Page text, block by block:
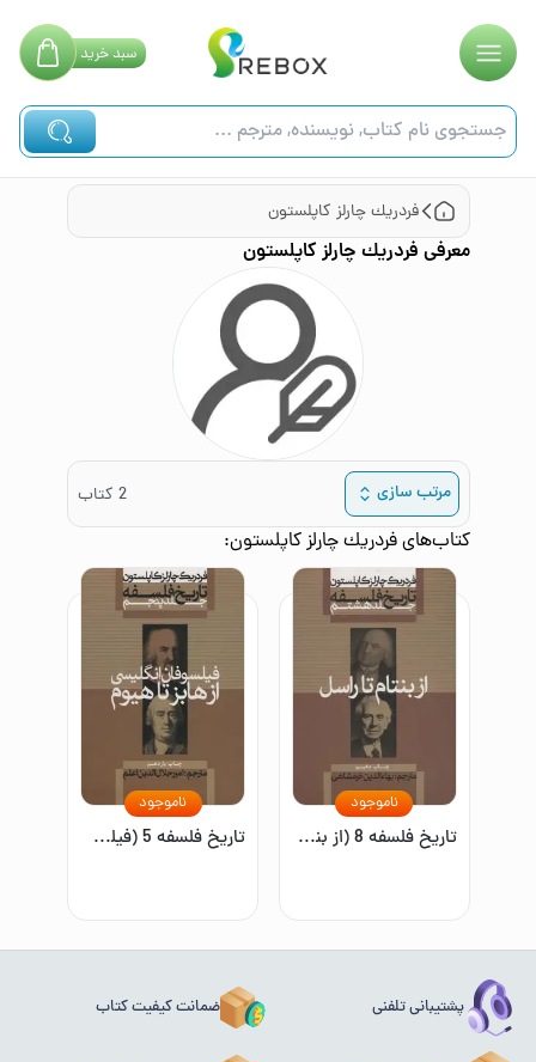
سبدخرید
فردريك چارلز كاپلستون
معرفی فردريك چارلز كاپلستون
مرتب سازی 2 کتاب
کتاب‌هایفردريك چارلز كاپلستون:
تاريخ فلسفه 8 (از بنتام تا راسل)
ناموجود
تاريخ فلسفه 5 (فيلسوفان انگليسي:از هابز تا هيوم)
ناموجود
پشتیبانی تلفنی ضمانت کیفیت کتاب